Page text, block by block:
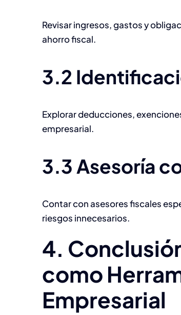
Revisar ingresos, gastos y
ahorro fiscal.
3.2
Explorar deducciones,
empresarial.
3.3 Asesoría
Contar con asesores fiscales
riesgos innecesarios.
4.
como
Empresarial